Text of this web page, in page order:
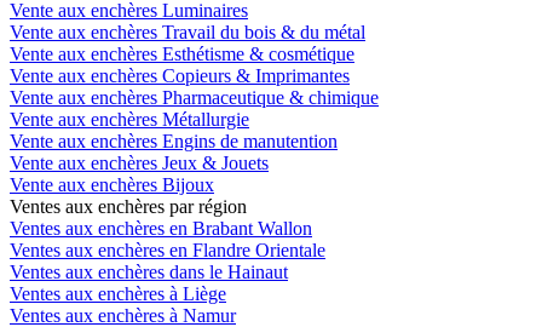
Vente aux enchères Luminaires
Vente aux enchères Travail du bois & du métal
Vente aux enchères Esthétisme & cosmétique
Vente aux enchères Copieurs & Imprimantes
Vente aux enchères Pharmaceutique & chimique
Vente aux enchères Métallurgie
Vente aux enchères Engins de manutention
Vente aux enchères Jeux & Jouets
Vente aux enchères Bijoux
Ventes aux enchères par région
Ventes aux enchères en Brabant Wallon
Ventes aux enchères en Flandre Orientale
Ventes aux enchères dans le Hainaut
Ventes aux enchères à Liège
Ventes aux enchères à Namur